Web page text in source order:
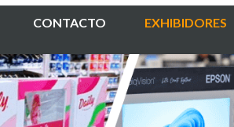
CONTACTO EXHIBIDORES